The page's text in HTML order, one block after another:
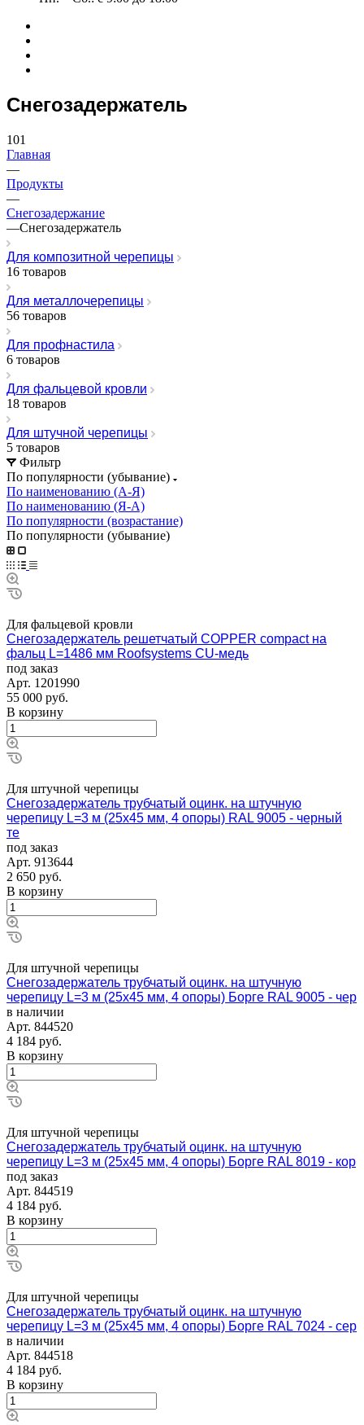
Снегозадержатель
101
Главная
—
Продукты
—
Снегозадержание
—Снегозадержатель
Для композитной черепицы
16 товаров
Для металлочерепицы
56 товаров
Для профнастила
6 товаров
Для фальцевой кровли
18 товаров
Для штучной черепицы
5 товаров
Фильтр
По популярности (убывание)
По наименованию (А-Я)
По наименованию (Я-А)
По популярности (возрастание)
По популярности (убывание)
Для фальцевой кровли
Снегозадержатель решетчатый COPPER compact на
фальц L=1486 мм Roofsystems CU-медь
под заказ
Арт. 1201990
55 000 руб.
В корзину
Для штучной черепицы
Снегозадержатель трубчатый оцинк. на штучную
черепицу L=3 м (25х45 мм, 4 опоры) RAL 9005 - черный
те
под заказ
Арт. 913644
2 650 руб.
В корзину
Для штучной черепицы
Снегозадержатель трубчатый оцинк. на штучную
черепицу L=3 м (25х45 мм, 4 опоры) Борге RAL 9005 - чер
в наличии
Арт. 844520
4 184 руб.
В корзину
Для штучной черепицы
Снегозадержатель трубчатый оцинк. на штучную
черепицу L=3 м (25х45 мм, 4 опоры) Борге RAL 8019 - кор
под заказ
Арт. 844519
4 184 руб.
В корзину
Для штучной черепицы
Снегозадержатель трубчатый оцинк. на штучную
черепицу L=3 м (25х45 мм, 4 опоры) Борге RAL 7024 - сер
в наличии
Арт. 844518
4 184 руб.
В корзину